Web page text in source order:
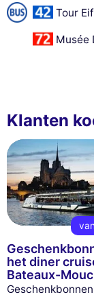
Tour
Musée
Klanten
het diner
Bateaux-